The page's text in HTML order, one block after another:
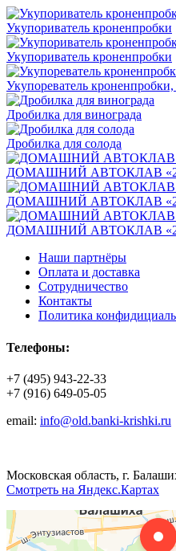
Укупориватель кроненпробки
Укупориватель кроненпробки
Укупореватель
Дробилка для винограда
Дробилка для солода
ДОМАШНИЙ АВТОКЛАВ «2
ДОМАШНИЙ АВТОКЛАВ «2
ДОМАШНИЙ АВТОКЛАВ «2
Наши партнёры
Оплата и доставка
Сотрудничество
Контакты
Политика
Телефоны:
+7 (495) 943-22-33
+7 (916) 649-05-05
email: info@old.banki-krishki.ru
Московская область, г.
Смотреть на Яндекс.Картах